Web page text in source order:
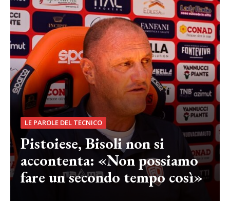
LE PAROLE DEL TECNICO
Pistoiese, Bisoli non si
accontenta: «Non possiamo
fare un secondo tempo così»